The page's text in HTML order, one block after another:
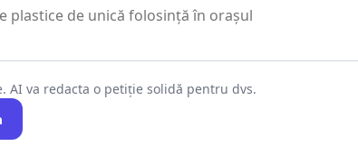
AI va redacta o petiție solidă pentru dvs.